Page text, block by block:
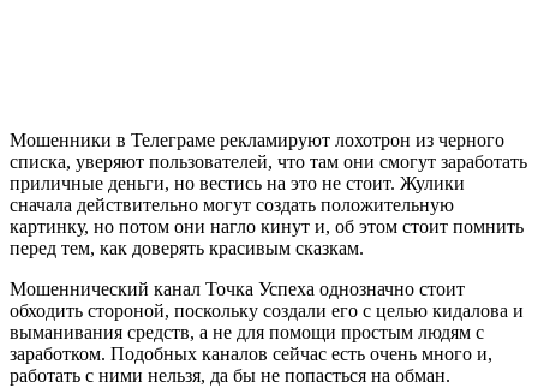
Мошенники в Телеграме рекламируют лохотрон из черного
списка, уверяют пользователей, что там они смогут заработать
приличные деньги, но вестись на это не стоит. Жулики
сначала действительно могут создать положительную
картинку, но потом они нагло кинут и, об этом стоит помнить
перед тем, как доверять красивым сказкам.
Мошеннический канал Точка Успеха однозначно стоит
обходить стороной, поскольку создали его с целью кидалова и
выманивания средств, а не для помощи простым людям с
заработком. Подобных каналов сейчас есть очень много и,
работать с ними нельзя, да бы не попасться на обман.